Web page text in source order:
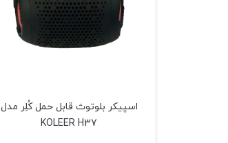
اسپیکر بلوتوث قابل حمل کُلِر مدل
KOLEER H37